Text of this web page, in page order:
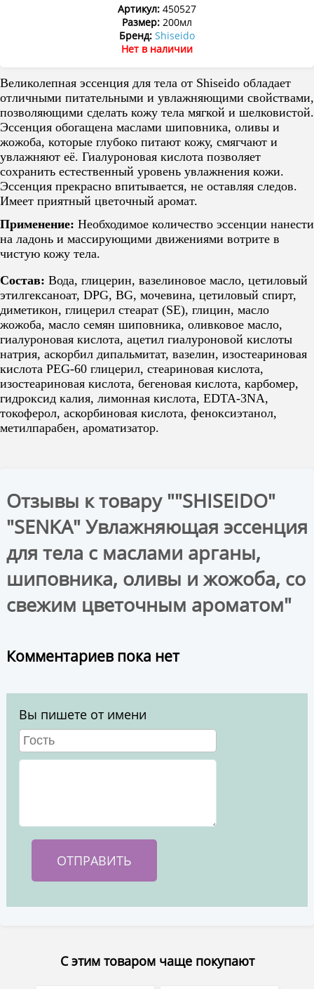
Артикул:450527
Размер:200мл
Бренд: Shiseido
Нет в наличии
Великолепная эссенция для тела от Shiseido обладает
отличными питательными и увлажняющими свойствами,
позволяющими сделать кожу тела мягкой и шелковистой.
Эссенция обогащена маслами шиповника, оливы и
жожоба, которые глубоко питают кожу, смягчают и
увлажняют её. Гиалуроновая кислота позволяет
сохранить естественный уровень увлажнения кожи.
Эссенция прекрасно впитывается, не оставляя следов.
Имеет приятный цветочный аромат.
Применение: Необходимое количество эссенции нанести
на ладонь и массирующими движениями вотрите в
чистую кожу тела.
Состав: Вода, глицерин, вазелиновое масло, цетиловый
этилгексаноат, DPG, BG, мочевина, цетиловый спирт,
диметикон, глицерил стеарат (SE), глицин, масло
жожоба, масло семян шиповника, оливковое масло,
гиалуроновая кислота, ацетил гиалуроновой кислоты
натрия, аскорбил дипальмитат, вазелин, изостеариновая
кислота PEG-60 глицерил, стеариновая кислота,
изостеариновая кислота, бегеновая кислота, карбомер,
гидроксид калия, лимонная кислота, EDTA-3NA,
токоферол, аскорбиновая кислота, феноксиэтанол,
метилпарабен, ароматизатор.
Отзывы к товару ""SHISEIDO"
"SENKA" Увлажняющая эссенция
для тела с маслами арганы,
шиповника, оливы и жожоба, со
свежим цветочным ароматом"
Комментариев пока нет
Вы пишете от имени
С этим товаром чаще покупают